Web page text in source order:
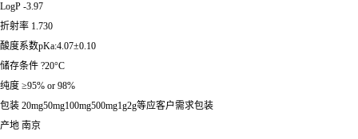
LogP -3.97
折射率 1.730
酸度系数pKa:4.07±0.10
储存条件 ?20°C
纯度 ≥95% or 98%
包装 20mg50mg100mg500mg1g2g等应客户需求包装
产地 南京